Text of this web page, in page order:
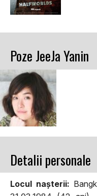
Poze JeeJa Yanin
Detalii personale
Locul naşterii: